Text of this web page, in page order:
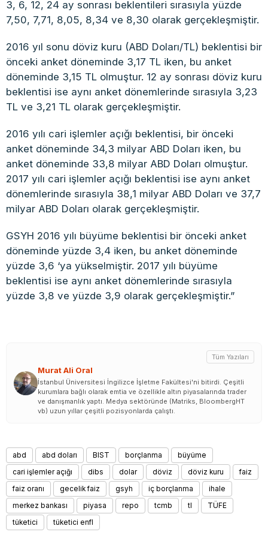
3, 6, 12, 24 ay sonrası beklentileri sırasıyla yüzde
7,50, 7,71, 8,05, 8,34 ve 8,30 olarak gerçekleşmiştir.
2016 yıl sonu döviz kuru (ABD Doları/TL) beklentisi bir
önceki anket döneminde 3,17 TL iken, bu anket
döneminde 3,15 TL olmuştur. 12 ay sonrası döviz kuru
beklentisi ise aynı anket dönemlerinde sırasıyla 3,23
TL ve 3,21 TL olarak gerçekleşmiştir.
2016 yılı cari işlemler açığı beklentisi, bir önceki
anket döneminde 34,3 milyar ABD Doları iken, bu
anket döneminde 33,8 milyar ABD Doları olmuştur.
2017 yılı cari işlemler açığı beklentisi ise aynı anket
dönemlerinde sırasıyla 38,1 milyar ABD Doları ve 37,7
milyar ABD Doları olarak gerçekleşmiştir.
GSYH 2016 yılı büyüme beklentisi bir önceki anket
döneminde yüzde 3,4 iken, bu anket döneminde
yüzde 3,6 ‘ya yükselmiştir. 2017 yılı büyüme
beklentisi ise aynı anket dönemlerinde sırasıyla
yüzde 3,8 ve yüzde 3,9 olarak gerçekleşmiştir.”
Murat Ali Oral
Tüm Yazıları
İstanbul Üniversitesi İngilizce İşletme Fakültesi'ni bitirdi. Çeşitli
kurumlara bağlı olarak emtia ve özellikle altın piyasalarında trader
ve danışmanlık yaptı. Medya sektöründe (Matriks, BloombergHT
vb) uzun yıllar çeşitli pozisyonlarda çalıştı.
abd abd doları BIST borçlanma
büyüme
cari işlemler açığı
dibs dolar döviz döviz kuru
faiz
faiz oranı
gecelik faiz gsyh iç borçlanma
ihale
merkez bankası
piyasa repo tcmb tl
TÜFE
tüketici
tüketici enfl